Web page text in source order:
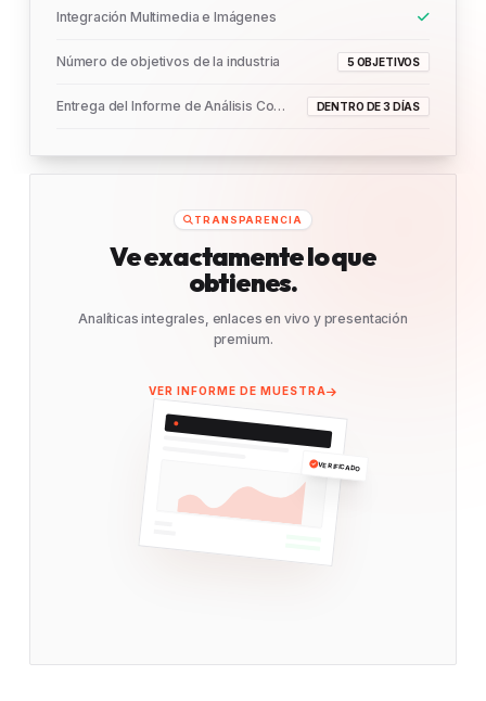
Integración Multimedia e Imágenes
Número de objetivos de la industria 5 OBJETIVOS
Entrega del Informe de Análisis Completo DENTRO DE 3 DÍAS
TRANSPARENCIA
Ve exactamente lo que
obtienes.
Analíticas integrales, enlaces en vivo y presentación
premium.
VER INFORME DE MUESTRA
VERIFICADO